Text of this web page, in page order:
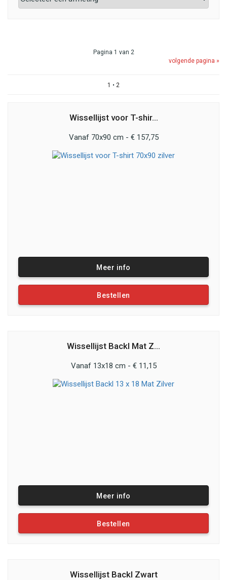
Pagina 1 van 2
volgende pagina »
1 • 2
Wissellijst voor T-shir...
Vanaf 70x90 cm - € 157,75
Meer info
Bestellen
Wissellijst Backl Mat Z...
Vanaf 13x18 cm - € 11,15
Meer info
Bestellen
Wissellijst Backl Zwart